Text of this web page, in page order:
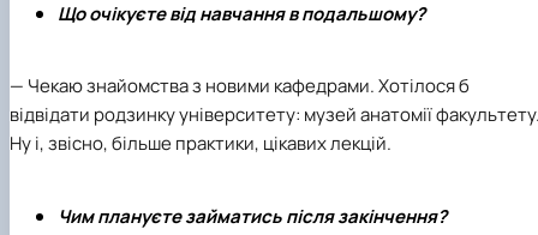
Що очікуєте від навчання в подальшому?
— Чекаю знайомства з новими кафедрами. Хотілося б
відвідати родзинку університету: музей анатомії
Ну і, звісно, більше практики, цікавих лекцій.
Чим плануєте займатись після закінчення?